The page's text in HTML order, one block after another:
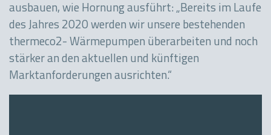
ausbauen, wie Hornung ausführt: „Bereits im Laufe
des Jahres 2020 werden wir unsere bestehenden
thermeco2- Wärmepumpen überarbeiten und noch
stärker an den aktuellen und künftigen
Marktanforderungen ausrichten.“